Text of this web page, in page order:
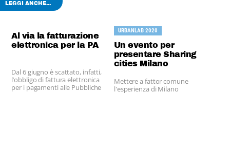
LEGGI ANCHE...
Al via la fatturazione
elettronica per la PA
Dal 6 giugno è scattato, infatti,
l’obbligo di fattura elettronica
per i pagamenti alle Pubbliche
URBANLAB 2020
Un evento per
presentare Sharing
cities Milano
Mettere a fattor comune
l'esperienza di Milano